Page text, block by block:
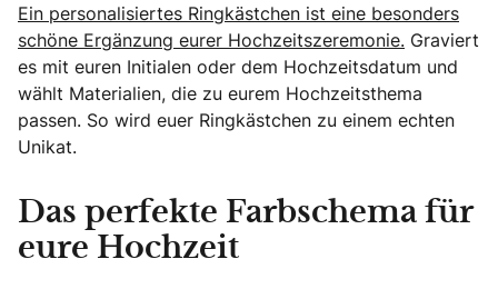
Ein personalisiertes Ringkästchen ist eine besonders
schöne Ergänzung eurer Hochzeitszeremonie. Graviert
es mit euren Initialen oder dem Hochzeitsdatum und
wählt Materialien, die zu eurem Hochzeitsthema
passen. So wird euer Ringkästchen zu einem echten
Unikat.
Das perfekte Farbschema für
eure Hochzeit